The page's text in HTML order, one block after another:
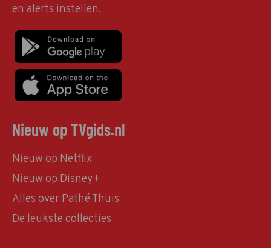
en alerts instellen.
Nieuw op TVgids.nl
Nieuw op Netflix
Nieuw op Disney+
Alles over Pathé Thuis
De leukste collecties